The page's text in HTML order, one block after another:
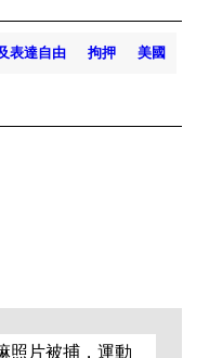
表達自由 拘押 美國
照片被捕，運動